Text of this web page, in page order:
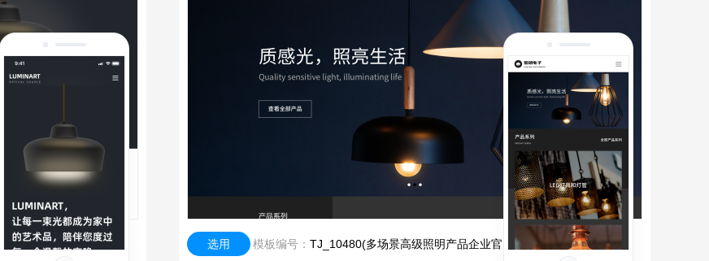
选用 模板编号： TJ_10480(多场景高级照明产品企业官网)